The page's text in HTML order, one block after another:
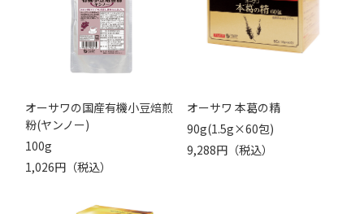
オーサワの国産有機小豆焙煎
粉(ヤンノー)
100g
1,026円（税込）
オーサワ 本葛の精
90g(1.5g×60包)
9,288円（税込）